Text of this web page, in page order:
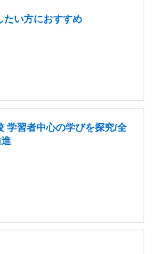
たい方におすすめ
学習者中心の学びを探究/全